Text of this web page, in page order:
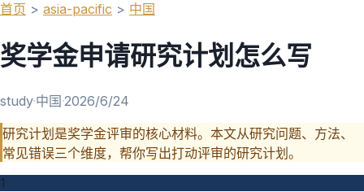
首页 > asia-pacific > 中国
奖学金申请研究计划怎么写
study·中国·2026/6/24
研究计划是奖学金评审的核心材料。本文从研究问题、方法、
常见错误三个维度，帮你写出打动评审的研究计划。
1